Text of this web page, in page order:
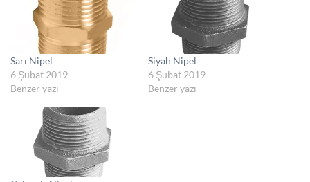
Sarı Nipel
6 Şubat 2019
Benzer yazı
Siyah Nipel
6 Şubat 2019
Benzer yazı